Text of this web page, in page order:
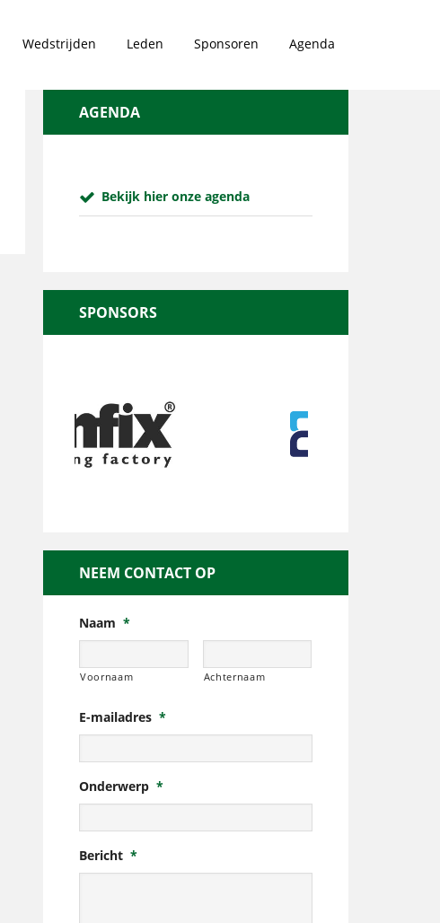
Wedstrijden Leden Sponsoren Agenda
AGENDA
Bekijk hier onze agenda
SPONSORS
NEEM CONTACT OP
Naam *
Voornaam Achternaam
E-mailadres *
Onderwerp *
Bericht *